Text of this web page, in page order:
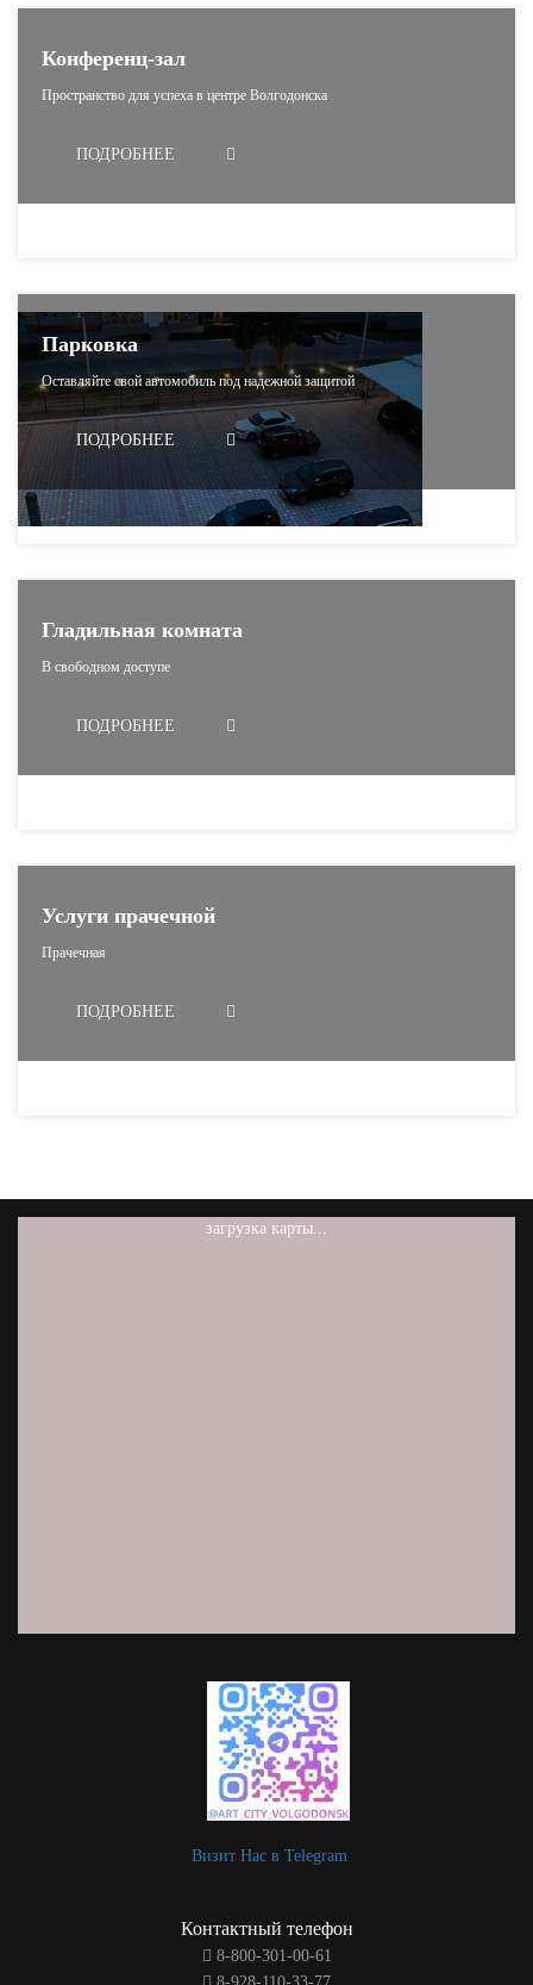
Конференц-зал
Пространство для успеха в центре Волгодонска
ПОДРОБНЕЕ
Парковка
Оставляйте свой автомобиль под надежной защитой
ПОДРОБНЕЕ
Гладильная комната
В свободном доступе
ПОДРОБНЕЕ
Услуги прачечной
Прачечная
ПОДРОБНЕЕ
загрузка карты...
Визит Нас в Telegram
Контактный телефон
8-800-301-00-61